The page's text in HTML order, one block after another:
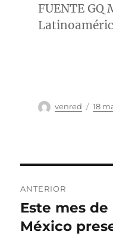
FUENTEGQ
Autor
venred 18
de
entradas
ANTERIOR
Entrada
anterior:
Este mes
México